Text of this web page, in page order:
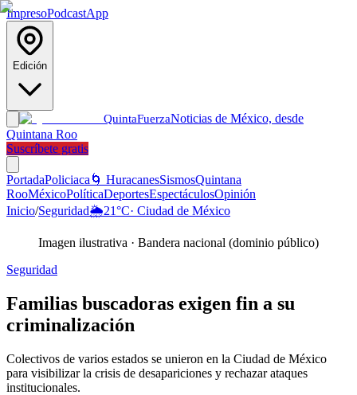
ImpresoPodcastApp
Edición
QuintaFuerzaNoticias de México, desde
Quintana Roo
Suscríbete gratis
PortadaPoliciaca 🌀 HuracanesSismosQuintana
RooMéxicoPolíticaDeportesEspectáculosOpinión
Inicio/Seguridad🌦️21°C· Ciudad de México
Imagen ilustrativa · Bandera nacional (dominio público)
Seguridad
Familias buscadoras exigen fin a su
criminalización
Colectivos de varios estados se unieron en la Ciudad de México
para visibilizar la crisis de desapariciones y rechazar ataques
institucionales.